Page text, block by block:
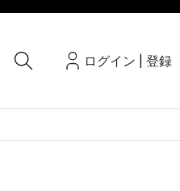
ログイン 登録